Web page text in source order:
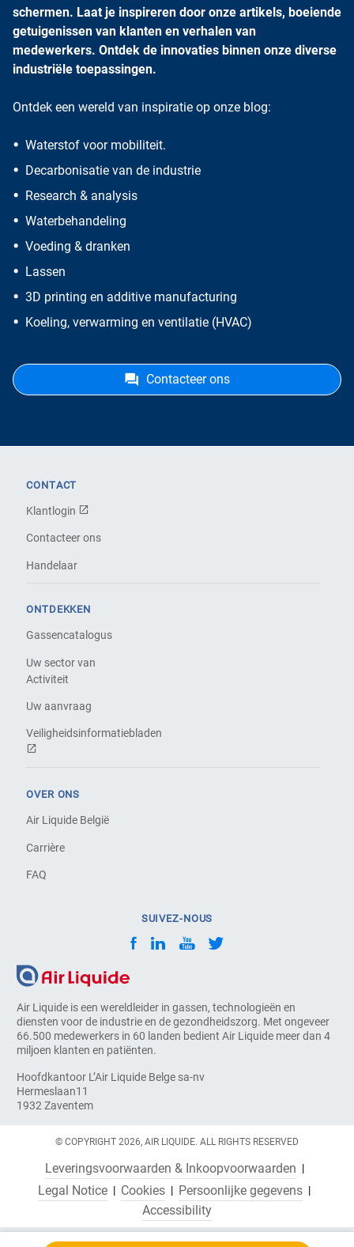
schermen. Laat je inspireren door onze artikels, boeiende
getuigenissen van klanten en verhalen van
medewerkers. Ontdek de innovaties binnen onze diverse
industriële toepassingen.
Ontdek een wereld van inspiratie op onze blog:
Waterstof voor mobiliteit.
Decarbonisatie van de industrie
Research & analysis
Waterbehandeling
Voeding & dranken
Lassen
3D printing en additive manufacturing
Koeling, verwarming en ventilatie (HVAC)
Contacteer ons
Air Liquide is een wereldleider in gassen, technologieën en
diensten voor de industrie en de gezondheidszorg. Met ongeveer
66.500 medewerkers in 60 landen bedient Air Liquide meer dan 4
miljoen klanten en patiënten.
Hoofdkantoor L’Air Liquide Belge sa-nv
Hermeslaan11
1932 Zaventem
CONTACT
Klantlogin
Contacteer ons
Handelaar
ONTDEKKEN
Gassencatalogus
Uw sector van
Activiteit
Uw aanvraag
Veiligheidsinformatiebladen
OVER ONS
Air Liquide België
Carrière
FAQ
SUIVEZ-NOUS
© COPYRIGHT 2026, AIR LIQUIDE. ALL RIGHTS RESERVED
Leveringsvoorwaarden & Inkoopvoorwaarden
Legal Notice
Cookies
Persoonlijke gegevens
Accessibility